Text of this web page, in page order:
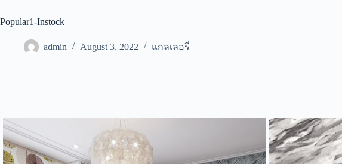
Popular1-Instock
admin August 3, 2022 แกลเลอรี่